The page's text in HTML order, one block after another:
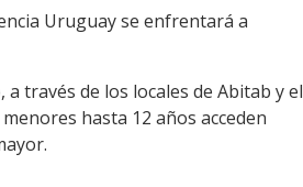
Uruguay se enfrentará a
través de los locales de Abitab y el
hasta 12 años acceden